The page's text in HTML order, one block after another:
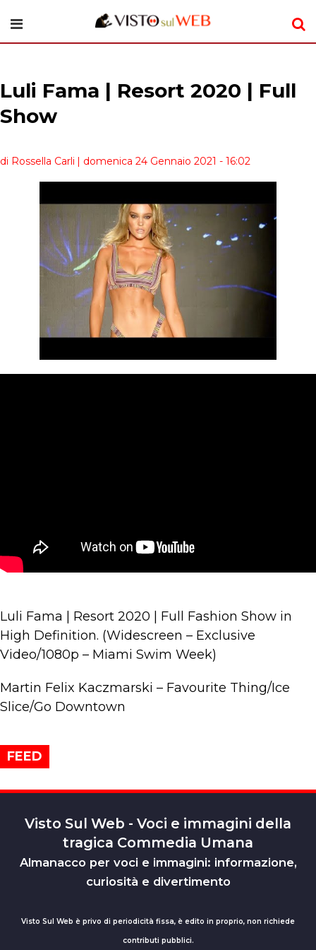
Luli Fama | Resort 2020 | Full
Show
di Rossella Carli | domenica 24 Gennaio 2021 - 16:02
Luli Fama | Resort 2020 | Full Fashion Show in
High Definition. (Widescreen – Exclusive
Video/1080p – Miami Swim Week)
Martin Felix Kaczmarski – Favourite Thing/Ice
Slice/Go Downtown
FEED
Visto Sul Web - Voci e immagini della
tragica Commedia Umana
Almanacco per voci e immagini: informazione,
curiosità e divertimento
Visto Sul Web è privo di periodicità fissa, è edito in proprio, non richiede
contributi pubblici.